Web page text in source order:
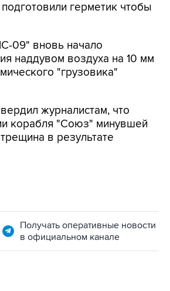
герметик чтобы
09" вновь начало
наддувом воздуха на 10 мм
"грузовика"
журналистам, что
корабля "Союз" минувшей
в результате
Получать оперативные новости
в официальном канале